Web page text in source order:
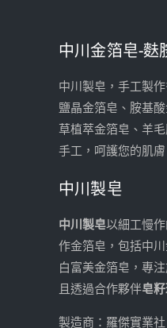
中川金箔皂-
中川製皂，手工製
鹽晶金箔皂、胺基
草植萃金箔皂、羊
手工，呵護您的肌
中川製皂
中川製皂以細工慢
作金箔皂，包括中
白富美金箔皂，專
且透過合作夥伴皂
製造商：羅傑實業社